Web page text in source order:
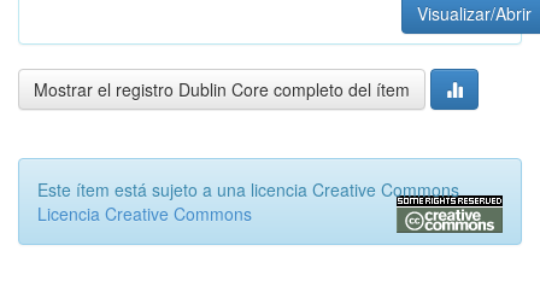
Visualizar/Abrir
Mostrar el registro Dublin Core completo del ítem
Este ítem está sujeto a una licencia Creative Commons
Licencia Creative Commons